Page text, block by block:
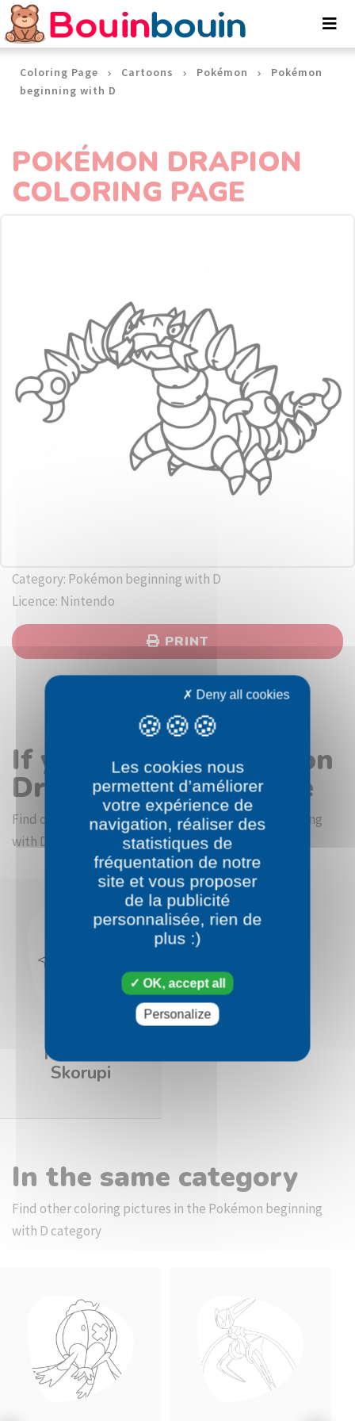
Coloring Page Cartoons Pokémon
Pokémon
beginning with D
POKÉMON DRAPION
COLORING PAGE
Category: Pokémon beginning with D
Licence: Nintendo
PRINT
If you like the Pokémon
Drapion coloring page
Find other coloring pictures in the Pokémon beginning
with D category
Pokémon
Skorupi
In the same category
Find other coloring pictures in the Pokémon beginning
with D category
Cookies management panel
Les cookies nous
permettent d’améliorer
votre expérience de
navigation, réaliser des
statistiques de
fréquentation de notre
site et vous proposer
de la publicité
personnalisée, rien de
plus :)
OK, accept all
Deny all cookies
Personalize